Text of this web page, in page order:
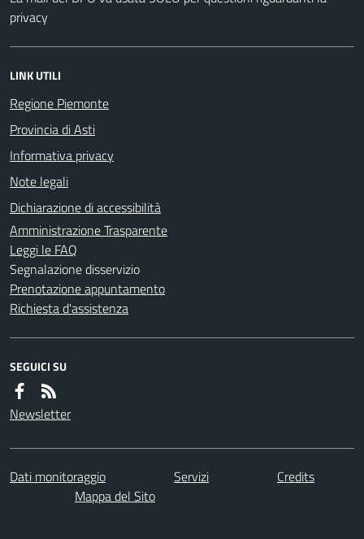
privacy
LINK UTILI
Regione Piemonte
Provincia di Asti
Informativa privacy
Note legali
Dichiarazione di accessibilità
Amministrazione Trasparente
Leggi le FAQ
Segnalazione disservizio
Prenotazione appuntamento
Richiesta d'assistenza
SEGUICI SU
Newsletter
Dati monitoraggio Servizi
Credits
Mappa del Sito